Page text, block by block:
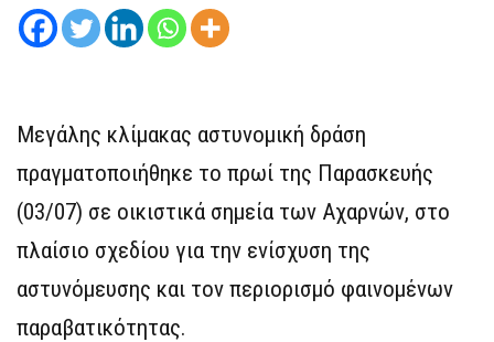
Μεγάλης κλίμακας αστυνομική δράση
πραγματοποιήθηκε το πρωί της Παρασκευής
(03/07) σε οικιστικά σημεία των Αχαρνών, στο
πλαίσιο σχεδίου για την ενίσχυση της
αστυνόμευσης και τον περιορισμό φαινομένων
παραβατικότητας.